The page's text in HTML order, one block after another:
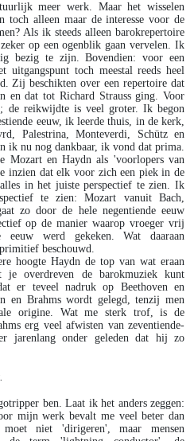
meer werk. Maar het wisselen
toch alleen maar de interesse voor de
Als ik steeds alleen barokrepertoire
op een ogenblik gaan vervelen. Ik
bezig te zijn. Bovendien: voor een
toch meestal reeds heel
Zij beschikten over een repertoire dat
en dat tot Richard Strauss ging. Voor
de reikwijdte is veel groter. Ik begon
eeuw, ik leerde thuis, in de kerk,
Palestrina, Monteverdi, Schütz en
ik nu nog dankbaar, ik vond dat prima.
Mozart en Haydn als 'voorlopers van
inzien dat elk voor zich een piek in de
in het juiste perspectief te zien. Ik
te zien: Mozart vanuit Bach,
zo door de hele negentiende eeuw
op de manier waarop vroeger vrij
eeuw werd gekeken. Wat daaraan
beschouwd.
hoogte Haydn de top van wat eraan
overdreven de barokmuziek kunt
er teveel nadruk op Beethoven en
en Brahms wordt gelegd, tenzij men
origine. Wat me sterk trof, is de
erg veel afwisten van zeventiende-
jarenlang onder geleden dat hij zo
ben. Laat ik het anders zeggen:
mijn werk bevalt me veel beter dan
niet 'dirigeren', maar mensen